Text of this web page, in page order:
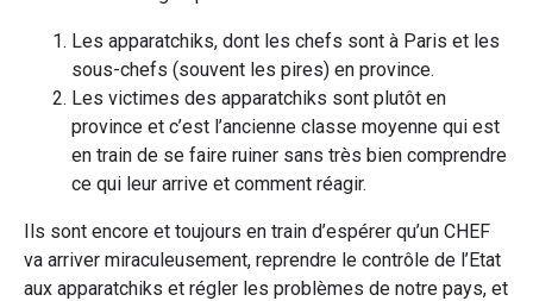
Les apparatchiks, dont les chefs sont à Paris et les
sous-chefs (souvent les pires) en province.
Les victimes des apparatchiks sont plutôt en
province et c’est l’ancienne classe moyenne qui est
en train de se faire ruiner sans très bien comprendre
ce qui leur arrive et comment réagir.
Ils sont encore et toujours en train d’espérer qu’un CHEF
va arriver miraculeusement, reprendre le contrôle de l’Etat
aux apparatchiks et régler les problèmes de notre pays, et